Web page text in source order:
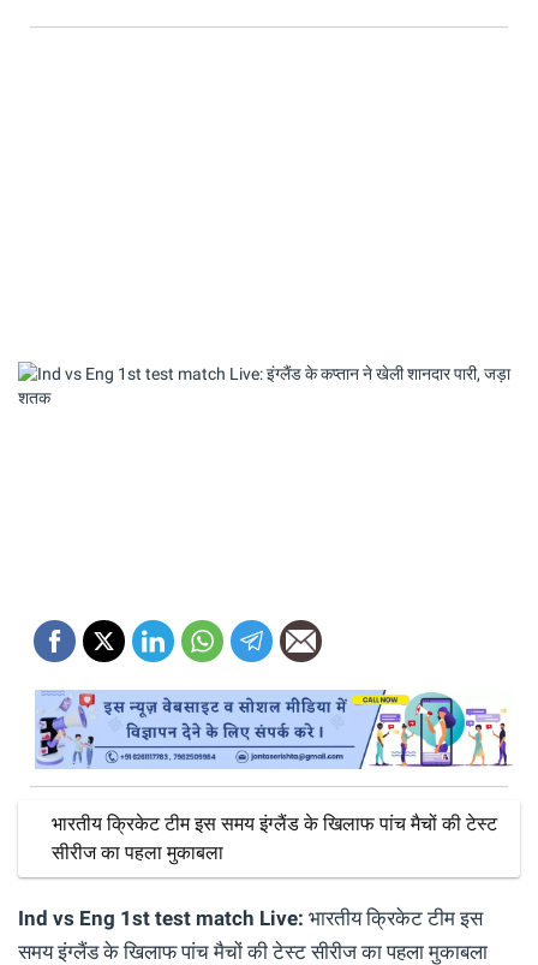
भारतीय क्रिकेट टीम इस समय इंग्लैंड के खिलाफ पांच मैचों की टेस्ट
सीरीज का पहला मुकाबला
Ind vs Eng 1st test match Live: भारतीय क्रिकेट टीम इस
समय इंग्लैंड के खिलाफ पांच मैचों की टेस्ट सीरीज का पहला मुकाबला